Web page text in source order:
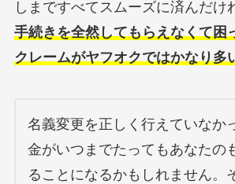
しまですべてスムーズに済んだけ
手続きを全然してもらえなくて困
クレームがヤフオクではかなり多
名義変更を正しく行えていなか
金がいつまでたってもあなたの
ることになるかもしれません。